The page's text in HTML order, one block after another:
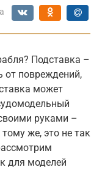
Подставка –
от повреждений,
может
руками –
же, это не так
для моделей